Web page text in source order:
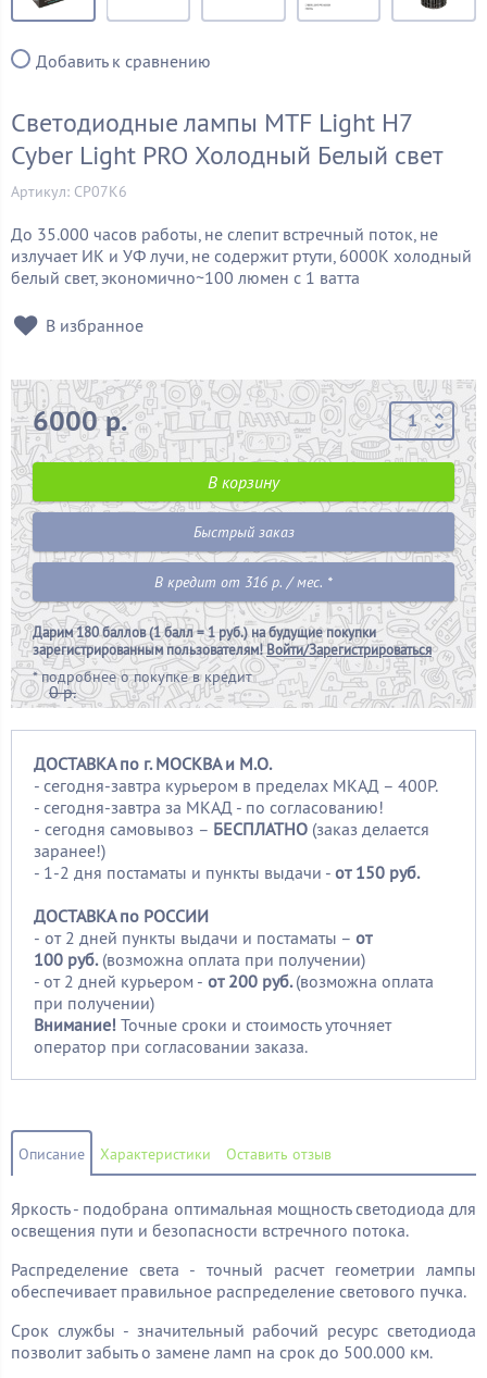
Добавить к сравнению
Светодиодные лампы MTF Light H7
Cyber Light PRO Холодный Белый свет
Артикул: CP07K6
До 35.000 часов работы, не слепит встречный поток, не
излучает ИК и УФ лучи, не содержит ртути, 6000K холодный
белый свет, экономично~100 люмен с 1 ватта
В избранное
6000 р.
0 р.
В корзину
Быстрый заказ
В кредит от 316 р. / мес. *
Дарим180 баллов (1 балл = 1 руб.)на будущие покупки
зарегистрированным пользователям!Войти/Зарегистрироваться
*подробнее о покупке в кредит
ДОСТАВКА по г. МОСКВА и М.О.
- сегодня-завтра курьером в пределах МКАД – 400Р.
- сегодня-завтра за МКАД - по согласованию!
- сегодня самовывоз – БЕСПЛАТНО (заказ делается
заранее!)
- 1-2 дня постаматы и пункты выдачи - от 150 руб.
ДОСТАВКА по РОССИИ
- от 2 дней пункты выдачи и постаматы – от
100 руб. (возможна оплата при получении)
- от 2 дней курьером - от 200 руб.(возможна оплата
при получении)
Внимание! Точные сроки и стоимость уточняет
оператор при согласовании заказа.
Описание Характеристики Оставить отзыв
Яркость - подобрана оптимальная мощность светодиода для
освещения пути и безопасности встречного потока.
Распределение света - точный расчет геометрии лампы
обеспечивает правильное распределение светового пучка.
Срок службы - значительный рабочий ресурс светодиода
позволит забыть о замене ламп на срок до 500.000 км.